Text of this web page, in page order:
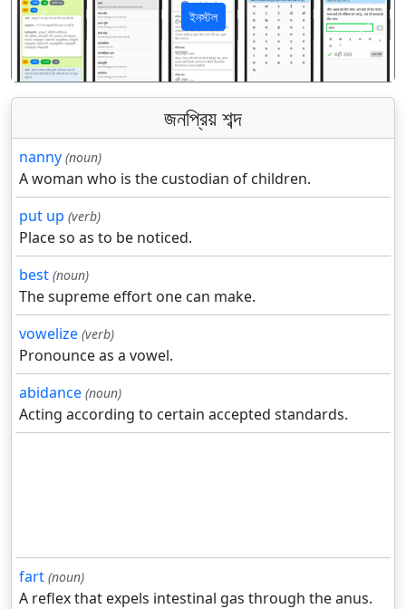
ইনস্টল
पिछला अगला
জনপ্রিয় শব্দ
nanny (noun)
A woman who is the custodian of children.
put up (verb)
Place so as to be noticed.
best (noun)
The supreme effort one can make.
vowelize (verb)
Pronounce as a vowel.
abidance (noun)
Acting according to certain accepted standards.
fart (noun)
A reflex that expels intestinal gas through the anus.